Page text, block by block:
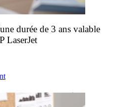
durée de 3 ans valable
LaserJet